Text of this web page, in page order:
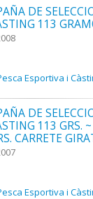
DE
113
Esportiva i
DE
113 GRS.
CARRETE
Esportiva i